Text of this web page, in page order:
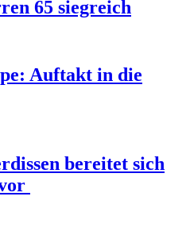
65 siegreich
Auftakt in die
bereitet sich